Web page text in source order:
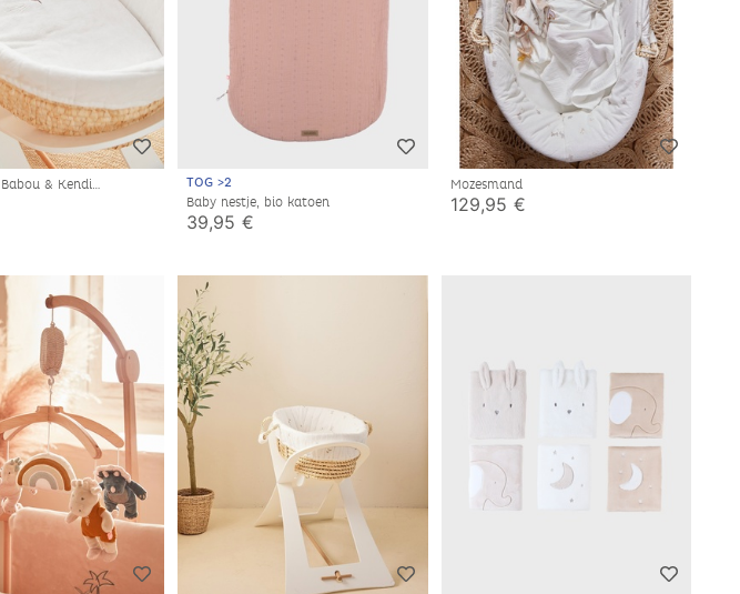
& Kendi
TOG >2
Baby nestje, bio katoen
39,95 €
Mozesmand
129,95 €